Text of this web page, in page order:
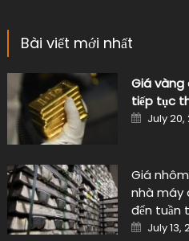
Bài viết mới nhất
Giá vàng
tiếp tục
Posted
on
July 20,
Giá
nhà máy
đến tuần
Posted
on
July 13,